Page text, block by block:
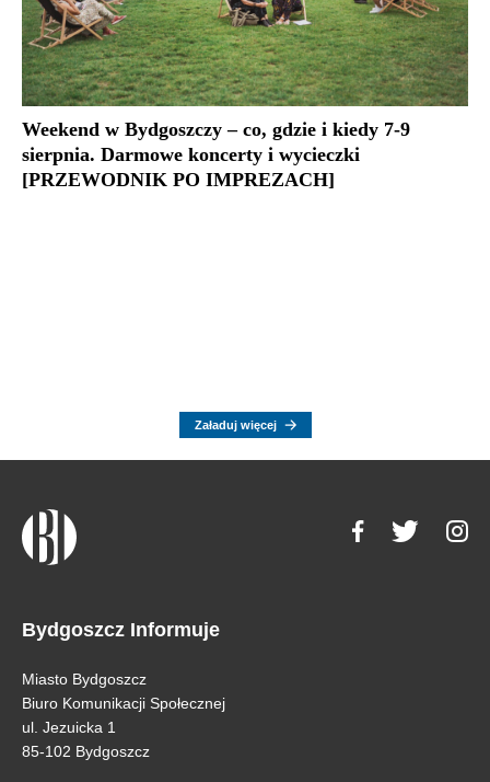
Weekend w Bydgoszczy – co, gdzie i kiedy 7-9
sierpnia. Darmowe koncerty i wycieczki
[PRZEWODNIK PO IMPREZACH]
Załaduj więcej
Bydgoszcz Informuje
Miasto Bydgoszcz
Biuro Komunikacji Społecznej
ul. Jezuicka 1
85-102 Bydgoszcz